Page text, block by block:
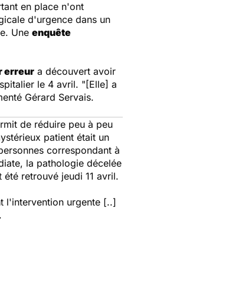
en place n'ont
d'urgence dans un
Une enquête
erreur a découvert avoir
le 4 avril. " [Elle] a
Gérard Servais.
de réduire peu à peu
patient était un
correspondant à
la pathologie décelée
retrouvé jeudi 11 avril.
l'intervention urgente [..]